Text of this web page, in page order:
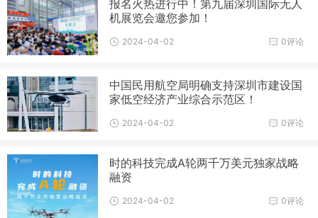
报名火热进行中！第九届深圳国际无人
机展览会邀您参加！
0评论
2024-04-02
中国民用航空局明确支持深圳市建设国
家低空经济产业综合示范区！
0评论
2024-04-02
时的科技完成A轮两千万美元独家战略
融资
0评论
2024-04-02